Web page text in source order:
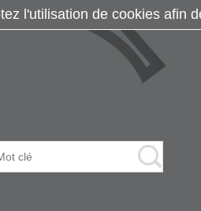
l'utilisation de cookies